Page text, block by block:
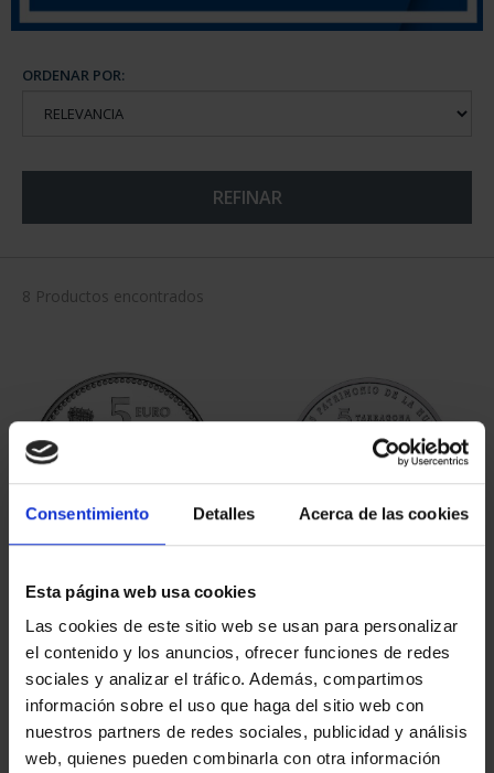
Consentimiento Detalles Acerca de las cookies
Esta página web usa cookies
Las cookies de este sitio web se usan para personalizar
el contenido y los anuncios, ofrecer funciones de redes
sociales y analizar el tráfico. Además, compartimos
información sobre el uso que haga del sitio web con
nuestros partners de redes sociales, publicidad y análisis
web, quienes pueden combinarla con otra información
ORDENAR POR:
REFINAR
8 Productos encontrados
CAPITALES ESPAÑOLAS
- ALICANTE
73,00 € 73,00 €